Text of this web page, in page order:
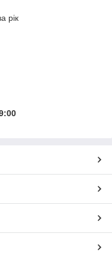
рік